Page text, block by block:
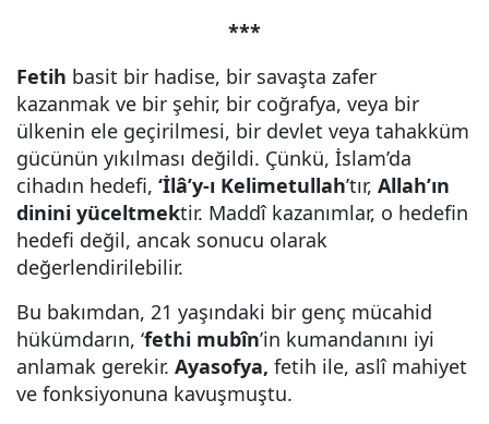
***
Fetih basit bir hadise, bir savaşta zafer
kazanmak ve bir şehir, bir coğrafya, veya bir
ülkenin ele geçirilmesi, bir devlet veya tahakküm
gücünün yıkılması değildi. Çünkü, İslam’da
cihadın hedefi, ‘İlâ’y-ı Kelimetullah’tır, Allah’ın
dinini yüceltmektir. Maddî kazanımlar, o hedefin
hedefi değil, ancak sonucu olarak
değerlendirilebilir.
Bu bakımdan, 21 yaşındaki bir genç mücahid
hükümdarın, ‘fethi mubîn’in kumandanını iyi
anlamak gerekir. Ayasofya, fetih ile, aslî mahiyet
ve fonksiyonuna kavuşmuştu.